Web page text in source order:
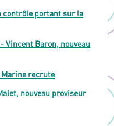
contrôle portant sur la
Vincent Baron, nouveau
recrute
nouveau proviseur